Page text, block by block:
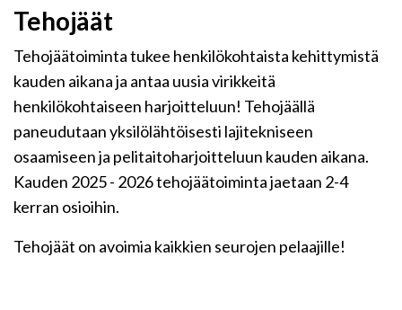
Tehojäät
Tehojäätoiminta tukee henkilökohtaista kehittymistä
kauden aikana ja antaa uusia virikkeitä
henkilökohtaiseen harjoitteluun! Tehojäällä
paneudutaan yksilölähtöisesti lajitekniseen
osaamiseen ja pelitaitoharjoitteluun kauden aikana.
Kauden 2025 - 2026 tehojäätoiminta jaetaan 2-4
kerran osioihin.
Tehojäät on avoimia kaikkien seurojen pelaajille!